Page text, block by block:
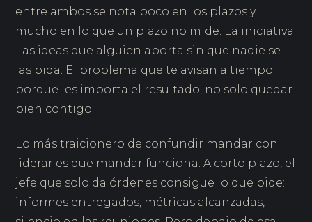
entre ambos se nota poco en los plazos y
mucho en lo que un plazo no mide. La iniciativa.
Las ideas que alguien aporta sin que nadie se
las pida. El problema que te avisan a tiempo
porque les importa el resultado, no solo quedar
bien contigo.
Lo más traicionero de confundir mandar con
liderar es que mandar funciona. A corto plazo, el
jefe que solo da órdenes consigue lo que pide:
informes entregados, métricas alcanzadas,